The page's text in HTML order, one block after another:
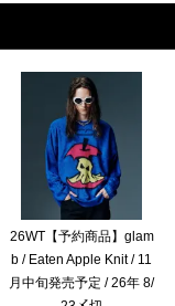
26WT【予約商品】glam
b / Eaten Apple Knit / 11
月中旬発売予定 / 26年 8/